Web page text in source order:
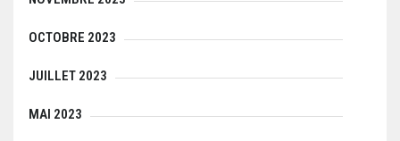
OCTOBRE 2023
JUILLET 2023
MAI 2023